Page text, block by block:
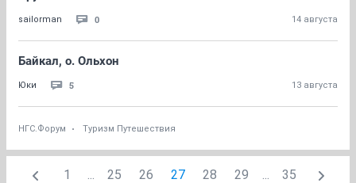
sailorman 0 14 августа
Байкал, о. Ольхон
Юки 5 13 августа
НГС.Форум Туризм Путешествия
1 ... 25 26 27 28 29 ... 35